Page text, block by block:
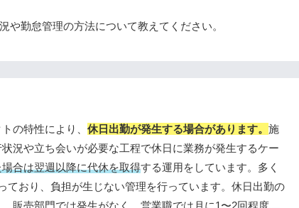
や勤怠管理の方法について教えてください。
の特性により、 休日出勤が発生する場合があります。 施
況や立ち会いが必要な工程で休日に業務が発生するケー
合は翌週以降に代休を取得する運用をしています。多く
ており、負担が生じない管理を行っています。休日出勤の
販売部門では発生がなく、 営業職では月に1〜2回程度、